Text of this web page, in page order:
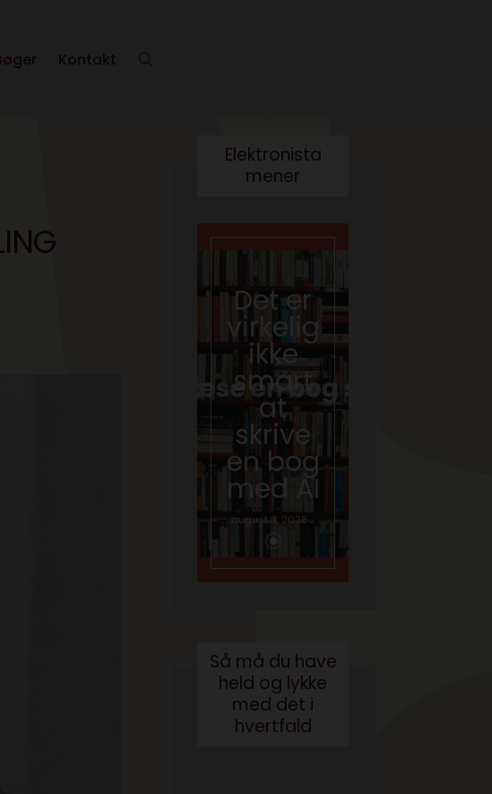
Kontakt
Elektronista
mener
Det er
virkelig
ikke
smart
at
skrive
en bog
med AI
august 3, 2026
Så må du have
held og lykke
med det i
hvertfald